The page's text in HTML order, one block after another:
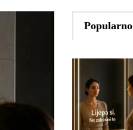
Popularno